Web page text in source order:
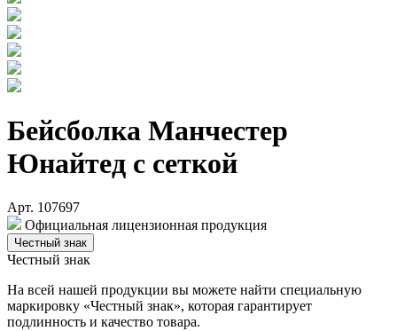
Бейсболка Манчестер
Юнайтед с сеткой
Арт. 107697
Официальная лицензионная продукция
Честный знак
Честный знак
На всей нашей продукции вы можете найти специальную
маркировку «Честный знак», которая гарантирует
подлинность и качество товара.